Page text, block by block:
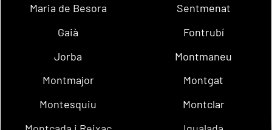
Maria de Besora
Sentmenat
Gaià
Fontrubí
Jorba
Montmaneu
Montmajor
Montgat
Montesquiu
Montclar